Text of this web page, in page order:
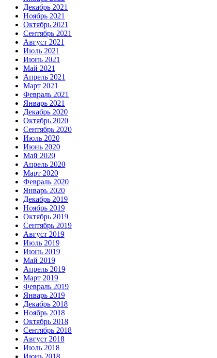
Декабрь 2021
Ноябрь 2021
Октябрь 2021
Сентябрь 2021
Август 2021
Июль 2021
Июнь 2021
Май 2021
Апрель 2021
Март 2021
Февраль 2021
Январь 2021
Декабрь 2020
Октябрь 2020
Сентябрь 2020
Июль 2020
Июнь 2020
Май 2020
Апрель 2020
Март 2020
Февраль 2020
Январь 2020
Декабрь 2019
Ноябрь 2019
Октябрь 2019
Сентябрь 2019
Август 2019
Июль 2019
Июнь 2019
Май 2019
Апрель 2019
Март 2019
Февраль 2019
Январь 2019
Декабрь 2018
Ноябрь 2018
Октябрь 2018
Сентябрь 2018
Август 2018
Июль 2018
Июнь 2018